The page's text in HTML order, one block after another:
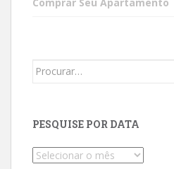
Search
PESQUISE POR DATA
Pesquise